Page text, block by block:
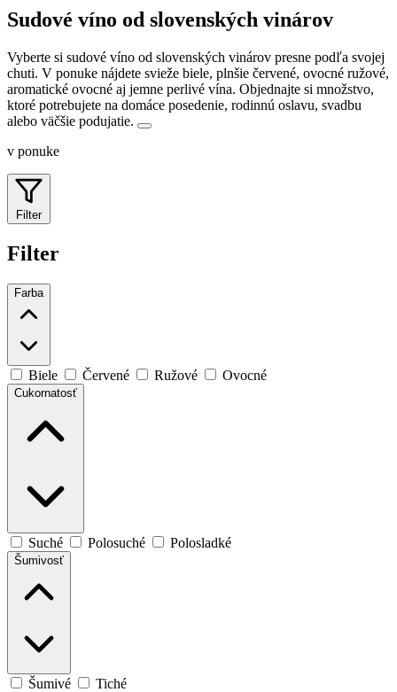
Sudové víno od slovenských vinárov
Vyberte si sudové víno od slovenských vinárov presne podľa svojej
chuti. V ponuke nájdete svieže biele, plnšie červené, ovocné ružové,
aromatické ovocné aj jemne perlivé vína. Objednajte si množstvo,
ktoré potrebujete na domáce posedenie, rodinnú oslavu, svadbu
alebo väčšie podujatie.
v ponuke
Filter
Filter
Farba
Biele Červené Ružové Ovocné
Cukornatosť
Suché Polosuché Polosladké
Šumivosť
Šumivé Tiché